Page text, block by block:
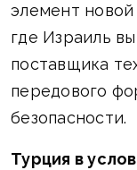
элемент
где Израиль
поставщика
передового
безопасности.
Турция в